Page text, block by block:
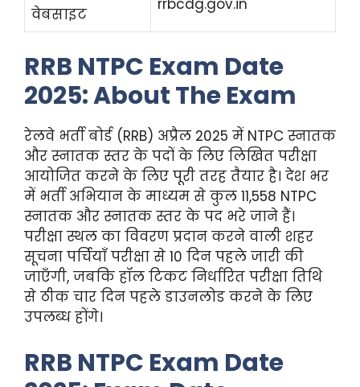
वेबसाइट
RRB NTPC Exam Date
2025: About The Exam
रेलवे भर्ती बोर्ड (RRB) अप्रैल 2025 में NTPC स्नातक
और स्नातक स्तर के पदों के लिए लिखित परीक्षा
आयोजित करने के लिए पूरी तरह तैयार है। देश भर
में भर्ती अभियान के माध्यम से कुल 11,558 NTPC
स्नातक और स्नातक स्तर के पद भरे जाने हैं।
परीक्षा स्थल का विवरण प्रदान करने वाली शहर
सूचना पर्चियाँ परीक्षा से 10 दिन पहले जारी की
जाएँगी, जबकि हॉल टिकट निर्धारित परीक्षा तिथि
से ठीक चार दिन पहले डाउनलोड करने के लिए
उपलब्ध होंगे।
RRB NTPC Exam Date